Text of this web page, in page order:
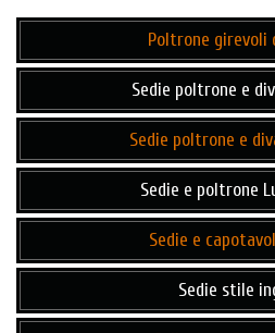
Poltrone girevoli
Sedie poltrone e
Sedie poltrone e
Sedie e poltrone
Sedie e
Sedie stile